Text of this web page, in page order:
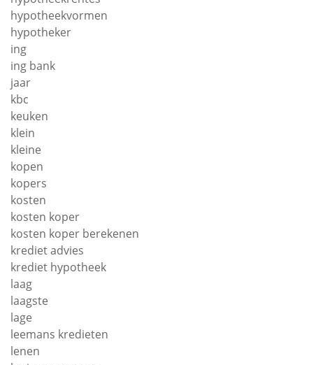
hypotheekvormen
hypotheker
ing
ing bank
jaar
kbc
keuken
klein
kleine
kopen
kopers
kosten
kosten koper
kosten koper berekenen
krediet advies
krediet hypotheek
laag
laagste
lage
leemans kredieten
lenen